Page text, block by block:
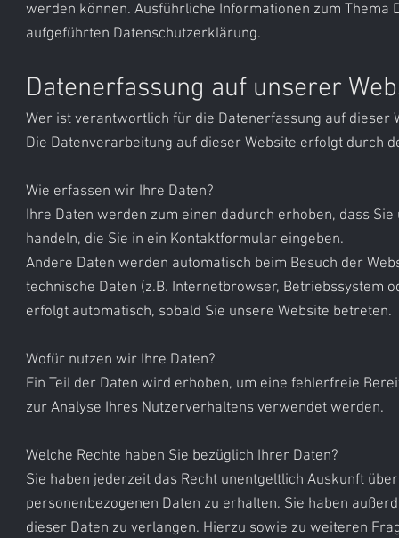
werden können. Ausführliche Informationen zum Thema
aufgeführten Datenschutzerklärung.
Datenerfassung auf unserer
Wer ist verantwortlich für die Datenerfassung auf dieser
Die Datenverarbeitung auf dieser Website erfolgt durch
Wie erfassen wir Ihre Daten?
Ihre Daten werden zum einen dadurch erhoben, dass
handeln, die Sie in ein Kontaktformular eingeben.
Andere Daten werden automatisch beim Besuch der
technische Daten (z.B. Internetbrowser, Betriebssystem
erfolgt automatisch, sobald Sie unsere Website betreten.
Wofür nutzen wir Ihre Daten?
Ein Teil der Daten wird erhoben, um eine fehlerfreie
zur Analyse Ihres Nutzerverhaltens verwendet werden.
Welche Rechte haben Sie bezüglich Ihrer Daten?
Sie haben jederzeit das Recht unentgeltlich Auskunft
personenbezogenen Daten zu erhalten. Sie haben
dieser Daten zu verlangen. Hierzu sowie zu weiteren